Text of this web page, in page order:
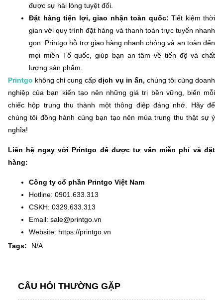
được sự hài lòng tuyệt đối.
Đặt hàng tiện lợi, giao nhận toàn quốc: Tiết kiệm thời
gian với quy trình đặt hàng và thanh toán trực tuyến nhanh
gọn. Printgo hỗ trợ giao hàng nhanh chóng và an toàn đến
mọi miền Tổ quốc, giúp bạn an tâm về tiến độ và chất
lượng sản phẩm.
Printgo không chỉ cung cấpdịch vụ in ấn, chúng tôi cùng doanh
nghiệp của bạn kiến tạo nên những giá trị bền vững, biến mỗi
chiếc hộp trung thu thành một thông điệp đáng nhớ. Hãy để
chúng tôi đồng hành cùng bạn tạo nên mùa trung thu thật sự ý
nghĩa!
Liên hệ ngay với Printgo để được tư vấn miễn phí và đặt
hàng:
Công ty cổ phần Printgo Việt Nam
Hotline: 0901.633.313
CSKH: 0329.633.313
Email: sale@printgo.vn
Website: https://printgo.vn
Tags:
N/A
CÂU HỎI THƯỜNG GẶP